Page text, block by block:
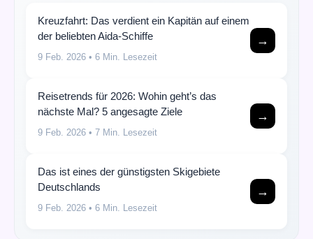
Kreuzfahrt: Das verdient ein Kapitän auf einem
der beliebten Aida-Schiffe
9 Feb. 2026 • 6 Min. Lesezeit
→
Reisetrends für 2026: Wohin geht’s das
nächste Mal? 5 angesagte Ziele
9 Feb. 2026 • 7 Min. Lesezeit
→
Das ist eines der günstigsten Skigebiete
Deutschlands
9 Feb. 2026 • 6 Min. Lesezeit
→